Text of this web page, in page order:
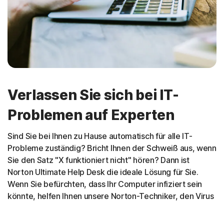
Verlassen Sie sich bei IT-
Problemen auf Experten
Sind Sie bei Ihnen zu Hause automatisch für alle IT-
Probleme zuständig? Bricht Ihnen der Schweiß aus, wenn
Sie den Satz "X funktioniert nicht" hören? Dann ist
Norton Ultimate Help Desk die ideale Lösung für Sie.
Wenn Sie befürchten, dass Ihr Computer infiziert sein
könnte, helfen Ihnen unsere Norton-Techniker, den Virus